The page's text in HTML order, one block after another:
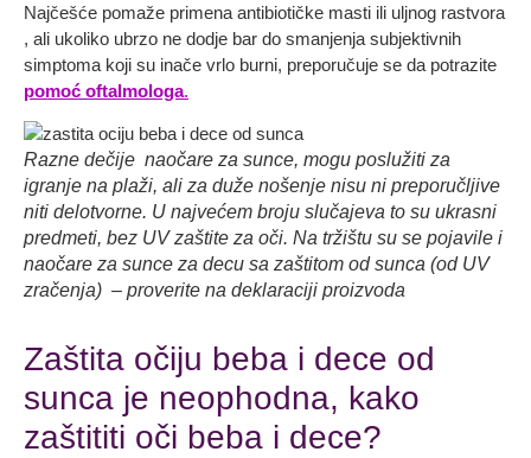
Najčešće pomaže primena antibiotičke masti ili uljnog rastvora
, ali ukoliko ubrzo ne dodje bar do smanjenja subjektivnih
simptoma koji su inače vrlo burni, preporučuje se da potrazite
pomoć oftalmologa.
Razne dečije naočare za sunce, mogu poslužiti za
igranje na plaži, ali za duže nošenje nisu ni preporučljive
niti delotvorne. U najvećem broju slučajeva to su ukrasni
predmeti, bez UV zaštite za oči. Na tržištu su se pojavile i
naočare za sunce za decu sa zaštitom od sunca (od UV
zračenja) – proverite na deklaraciji proizvoda
Zaštita očiju beba i dece od
sunca je neophodna, kako
zaštititi oči beba i dece?